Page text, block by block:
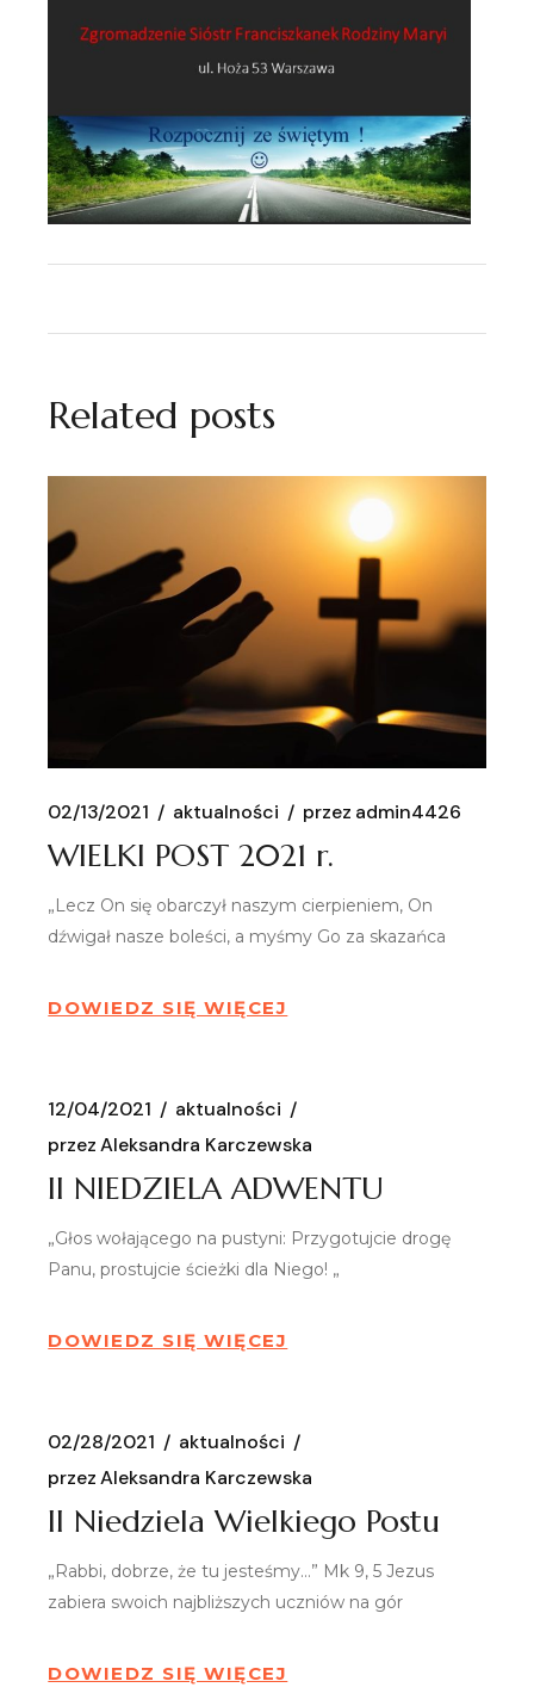
Related posts
02/13/2021 aktualności przez admin4426
WIELKI POST 2021 r.
„Lecz On się obarczył naszym cierpieniem, On
dźwigał nasze boleści, a myśmy Go za skazańca
DOWIEDZ SIĘ WIĘCEJ
12/04/2021
aktualności
przez Aleksandra Karczewska
II NIEDZIELA ADWENTU
„Głos wołającego na pustyni: Przygotujcie drogę
Panu, prostujcie ścieżki dla Niego! „
DOWIEDZ SIĘ WIĘCEJ
02/28/2021
aktualności
przez Aleksandra Karczewska
II Niedziela Wielkiego Postu
„Rabbi, dobrze, że tu jesteśmy…” Mk 9, 5 Jezus
zabiera swoich najbliższych uczniów na gór
DOWIEDZ SIĘ WIĘCEJ